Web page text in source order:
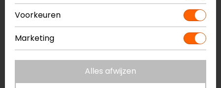
05-01-2021
geen toelichting gegeven
- Belot
Voorkeuren
Marketing
Alles afwijzen